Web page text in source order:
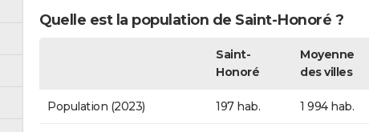
Quelle est la population de Saint-Honoré ?
Saint-
Honoré
Moyenne
des villes
Population (2023) 197 hab. 1 994 hab.